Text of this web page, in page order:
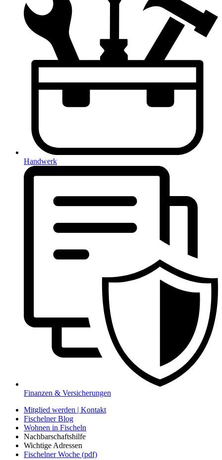
Handwerk
Finanzen & Versicherungen
Mitglied werden | Kontakt
Fischelner Blog
Wohnen in Fischeln
Nachbarschaftshilfe
Wichtige Adressen
Fischelner Woche (pdf)